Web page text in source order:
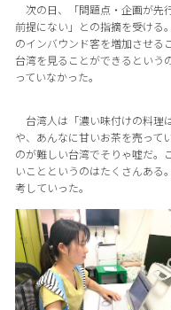
次の日、「問題点・企画が先
前提にない」との指摘を受ける
のインバウンド客を増加させる
台湾を見ることができるという
っていなかった。
台湾人は「濃い味付けの料理
や、あんなに甘いお茶を売って
のが難しい台湾でそりゃ嘘だ。
いことというのはたくさんある
考していった。